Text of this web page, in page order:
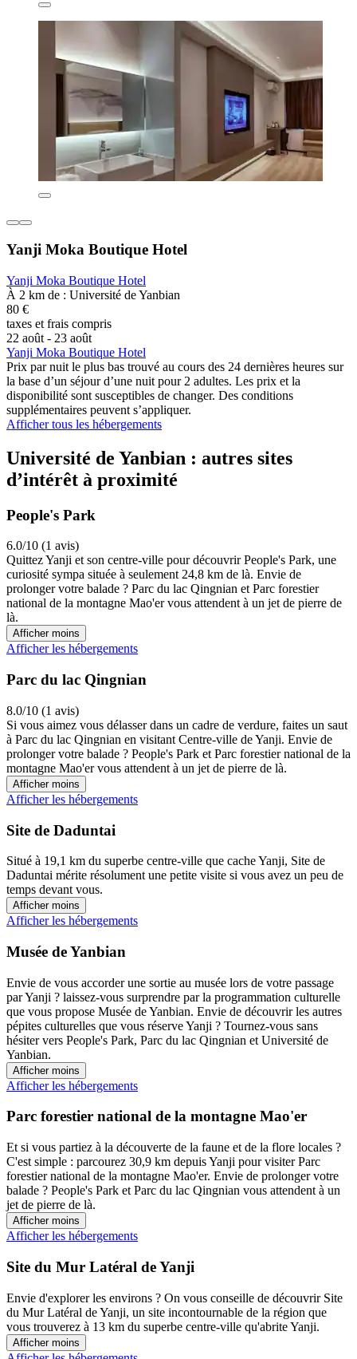
Yanji Moka Boutique Hotel
Yanji Moka Boutique Hotel
À 2 km de : Université de Yanbian
80 €
taxes et frais compris
22 août - 23 août
Yanji Moka Boutique Hotel
Prix par nuit le plus bas trouvé au cours des 24 dernières heures sur
la base d’un séjour d’une nuit pour 2 adultes. Les prix et la
disponibilité sont susceptibles de changer. Des conditions
supplémentaires peuvent s’appliquer.
Afficher tous les hébergements
Université de Yanbian : autres sites
d’intérêt à proximité
People's Park
6.0/10 (1 avis)
Quittez Yanji et son centre-ville pour découvrir People's Park, une
curiosité sympa située à seulement 24,8 km de là. Envie de
prolonger votre balade ? Parc du lac Qingnian et Parc forestier
national de la montagne Mao'er vous attendent à un jet de pierre de
là.
Afficher moins
Afficher les hébergements
Parc du lac Qingnian
8.0/10 (1 avis)
Si vous aimez vous délasser dans un cadre de verdure, faites un saut
à Parc du lac Qingnian en visitant Centre-ville de Yanji. Envie de
prolonger votre balade ? People's Park et Parc forestier national de la
montagne Mao'er vous attendent à un jet de pierre de là.
Afficher moins
Afficher les hébergements
Site de Daduntai
Situé à 19,1 km du superbe centre-ville que cache Yanji, Site de
Daduntai mérite résolument une petite visite si vous avez un peu de
temps devant vous.
Afficher moins
Afficher les hébergements
Musée de Yanbian
Envie de vous accorder une sortie au musée lors de votre passage
par Yanji ? laissez-vous surprendre par la programmation culturelle
que vous propose Musée de Yanbian. Envie de découvrir les autres
pépites culturelles que vous réserve Yanji ? Tournez-vous sans
hésiter vers People's Park, Parc du lac Qingnian et Université de
Yanbian.
Afficher moins
Afficher les hébergements
Parc forestier national de la montagne Mao'er
Et si vous partiez à la découverte de la faune et de la flore locales ?
C'est simple : parcourez 30,9 km depuis Yanji pour visiter Parc
forestier national de la montagne Mao'er. Envie de prolonger votre
balade ? People's Park et Parc du lac Qingnian vous attendent à un
jet de pierre de là.
Afficher moins
Afficher les hébergements
Site du Mur Latéral de Yanji
Envie d'explorer les environs ? On vous conseille de découvrir Site
du Mur Latéral de Yanji, un site incontournable de la région que
vous trouverez à 13 km du superbe centre-ville qu'abrite Yanji.
Afficher moins